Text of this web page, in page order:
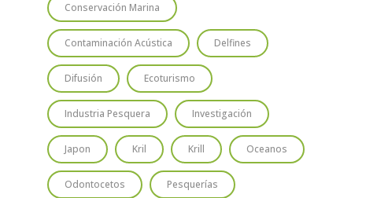
Conservación Marina
Contaminación Acústica Delfines
Difusión Ecoturismo
Industria Pesquera Investigación
Japon Kril Krill Oceanos
Odontocetos Pesquerías